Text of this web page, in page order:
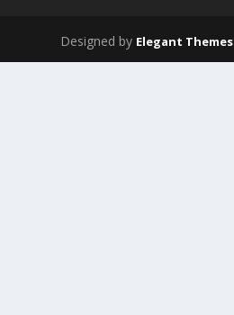
Designed by Elegant Themes